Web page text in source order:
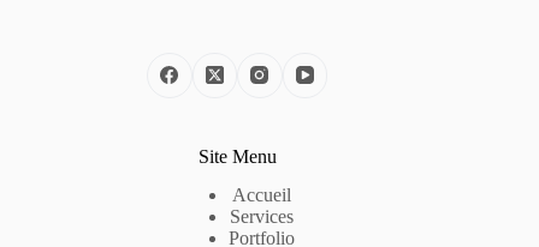
Site Menu
Accueil
Services
Portfolio